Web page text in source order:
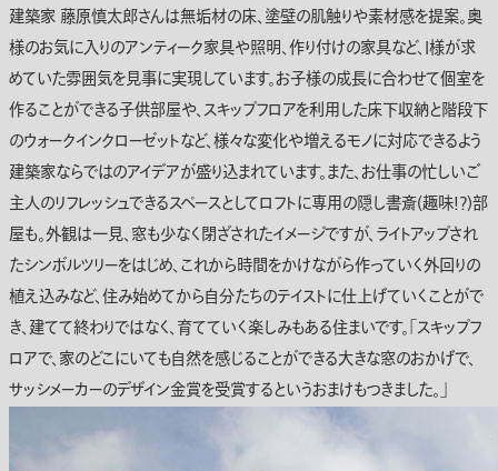
建築家 藤原慎太郎さんは無垢材の床、塗壁の肌触りや素材感を提案。奥
様のお気に入りのアンティーク家具や照明、作り付けの家具など、I様が求
めていた雰囲気を見事に実現しています。お子様の成長に合わせて個室を
作ることができる子供部屋や、スキップフロアを利用した床下収納と階段下
のウォークインクローゼットなど、様々な変化や増えるモノに対応できるよう
建築家ならではのアイデアが盛り込まれています。また、お仕事の忙しいご
主人のリフレッシュできるスペースとしてロフトに専用の隠し書斎(趣味!?)部
屋も。外観は一見、窓も少なく閉ざされたイメージですが、ライトアップされ
たシンボルツリーをはじめ、これから時間をかけながら作っていく外回りの
植え込みなど、住み始めてから自分たちのテイストに仕上げていくことがで
き、建てて終わりではなく、育てていく楽しみもある住まいです。｢スキップフ
ロアで、家のどこにいても自然を感じることができる大きな窓のおかげで、
サッシメーカーのデザイン金賞を受賞するというおまけもつきました。」